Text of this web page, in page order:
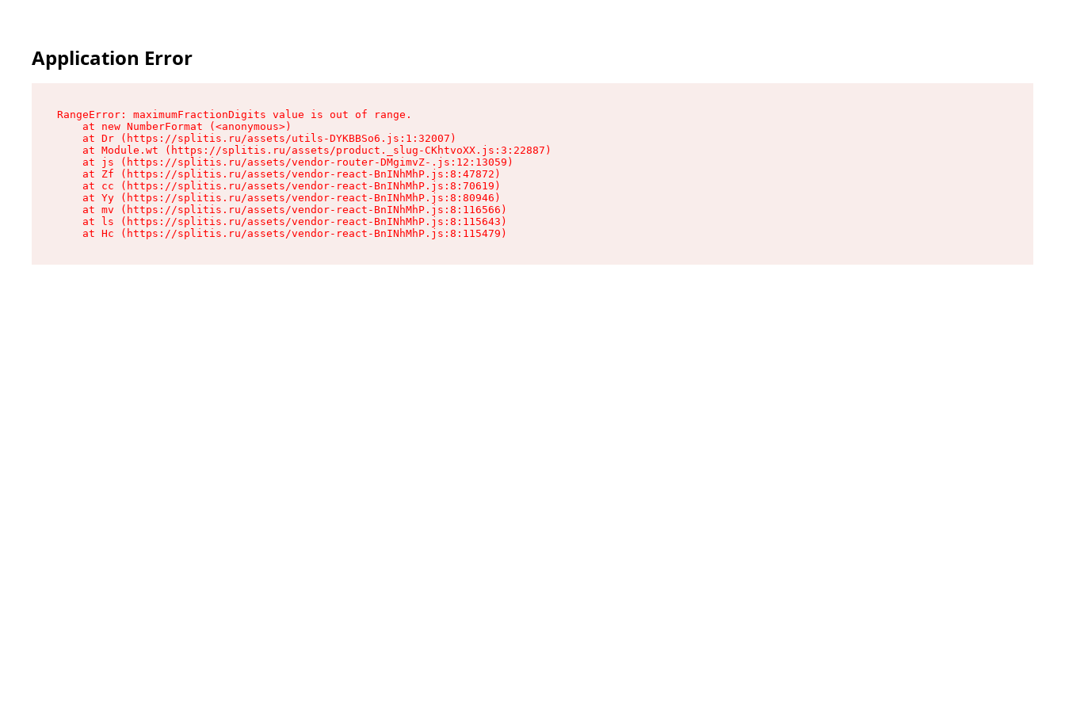
Application Error
RangeError: maximumFractionDigits value is out of range.
    at new NumberFormat (<anonymous>)
    at Dr (https://splitis.ru/assets/utils-DYKBBSo6.js:1:32007)
    at Module.wt (https://splitis.ru/assets/product._slug-CKhtvoXX.js:3:22887)
    at js (https://splitis.ru/assets/vendor-router-DMgimvZ-.js:12:13059)
    at Zf (https://splitis.ru/assets/vendor-react-BnINhMhP.js:8:47872)
    at cc (https://splitis.ru/assets/vendor-react-BnINhMhP.js:8:70619)
    at Yy (https://splitis.ru/assets/vendor-react-BnINhMhP.js:8:80946)
    at mv (https://splitis.ru/assets/vendor-react-BnINhMhP.js:8:116566)
    at ls (https://splitis.ru/assets/vendor-react-BnINhMhP.js:8:115643)
    at Hc (https://splitis.ru/assets/vendor-react-BnINhMhP.js:8:115479)